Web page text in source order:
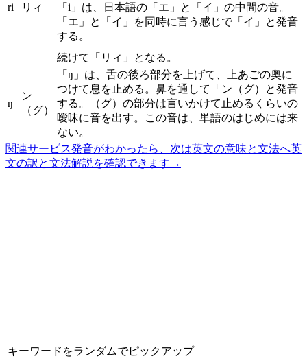
ri リィ
「i」は、日本語の「エ」と「イ」の中間の音。
「エ」と「イ」を同時に言う感じで「イ」と発音
する。
続けて「リィ」となる。
ŋ
ン
（グ）
「ŋ」は、舌の後ろ部分を上げて、上あごの奥に
つけて息を止める。鼻を通して「ン（グ）と発音
する。（グ）の部分は言いかけて止めるくらいの
曖昧に音を出す。この音は、単語のはじめには来
ない。
関連サービス発音がわかったら、次は英文の意味と文法へ英
文の訳と文法解説を確認できます →
キーワードをランダムでピックアップ